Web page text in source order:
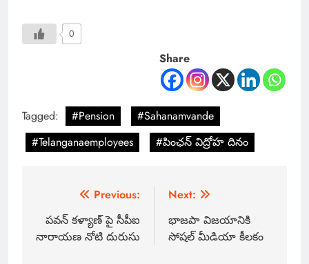
0
Share
Tagged: #Pension
#Sahanamvande
#Telanganaemployees
#పింఛన్ విద్రోహ దినం
Previous:
పవన్ కళ్యాణ్ పై సీపీఐ
నారాయణ నోటి దురుసు
Next:
భాజపా విజయానికి
సోషల్ మీడియా కీలకం